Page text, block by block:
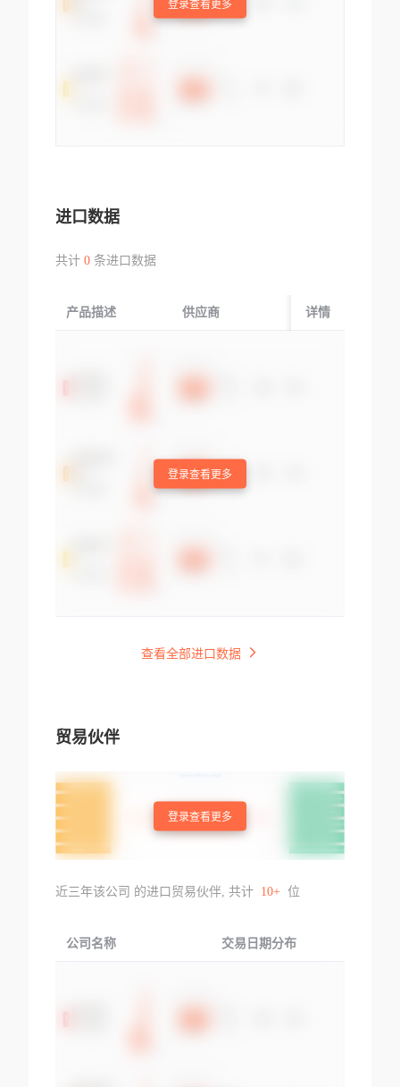
登录查看更多
进口数据
共计 0条进口数据
产品描述 供应商 起运国/地区
详情
登录查看更多
查看全部进口数据
贸易伙伴
登录查看更多
近三年该公司 的进口贸易伙伴, 共计 10+ 位
公司名称 交易日期分布